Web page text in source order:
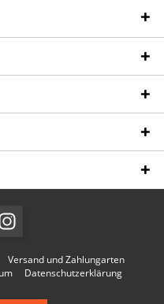
Versand und Zahlungarten
Datenschutzerklärung